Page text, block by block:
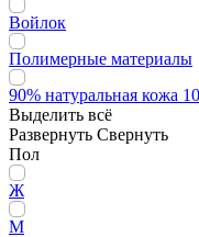
Войлок
Полимерные материалы
90% натуральная кожа
Выделить всё
Развернуть Свернуть
Пол
Ж
М